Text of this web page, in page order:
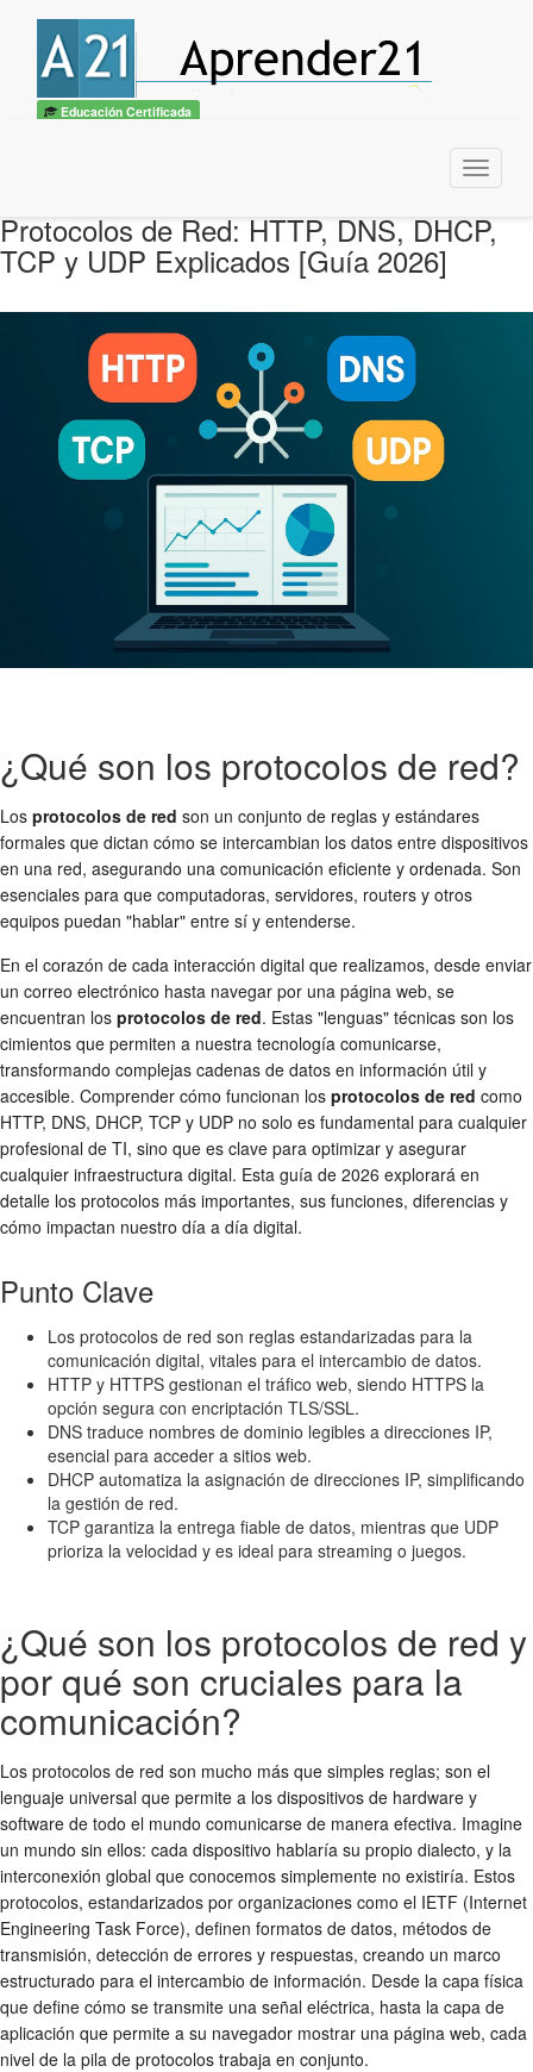
Educación Certificada
Menu
Protocolos de Red: HTTP, DNS, DHCP,
TCP y UDP Explicados [Guía 2026]
¿Qué son los protocolos de red?
Los protocolos de red son un conjunto de reglas y estándares
formales que dictan cómo se intercambian los datos entre dispositivos
en una red, asegurando una comunicación eficiente y ordenada. Son
esenciales para que computadoras, servidores, routers y otros
equipos puedan "hablar" entre sí y entenderse.
En el corazón de cada interacción digital que realizamos, desde enviar
un correo electrónico hasta navegar por una página web, se
encuentran los protocolos de red. Estas "lenguas" técnicas son los
cimientos que permiten a nuestra tecnología comunicarse,
transformando complejas cadenas de datos en información útil y
accesible. Comprender cómo funcionan los protocolos de red como
HTTP, DNS, DHCP, TCP y UDP no solo es fundamental para cualquier
profesional de TI, sino que es clave para optimizar y asegurar
cualquier infraestructura digital. Esta guía de 2026 explorará en
detalle los protocolos más importantes, sus funciones, diferencias y
cómo impactan nuestro día a día digital.
Punto Clave
Los protocolos de red son reglas estandarizadas para la
comunicación digital, vitales para el intercambio de datos.
HTTP y HTTPS gestionan el tráfico web, siendo HTTPS la
opción segura con encriptación TLS/SSL.
DNS traduce nombres de dominio legibles a direcciones IP,
esencial para acceder a sitios web.
DHCP automatiza la asignación de direcciones IP, simplificando
la gestión de red.
TCP garantiza la entrega fiable de datos, mientras que UDP
prioriza la velocidad y es ideal para streaming o juegos.
¿Qué son los protocolos de red y
por qué son cruciales para la
comunicación?
Los protocolos de red son mucho más que simples reglas; son el
lenguaje universal que permite a los dispositivos de hardware y
software de todo el mundo comunicarse de manera efectiva. Imagine
un mundo sin ellos: cada dispositivo hablaría su propio dialecto, y la
interconexión global que conocemos simplemente no existiría. Estos
protocolos, estandarizados por organizaciones como el IETF (Internet
Engineering Task Force), definen formatos de datos, métodos de
transmisión, detección de errores y respuestas, creando un marco
estructurado para el intercambio de información. Desde la capa física
que define cómo se transmite una señal eléctrica, hasta la capa de
aplicación que permite a su navegador mostrar una página web, cada
nivel de la pila de protocolos trabaja en conjunto.